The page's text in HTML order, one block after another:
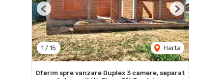
1 / 15 Harta
Previous Next
Oferim spre vanzare Duplex 3 camere, separat